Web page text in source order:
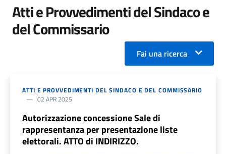
Atti e Provvedimenti del Sindaco e
del Commissario
Fai una ricerca
ATTI E PROVVEDIMENTI DEL SINDACO E DEL COMMISSARIO
02 APR 2025
Autorizzazione concessione Sale di
rappresentanza per presentazione liste
elettorali. ATTO di INDIRIZZO.